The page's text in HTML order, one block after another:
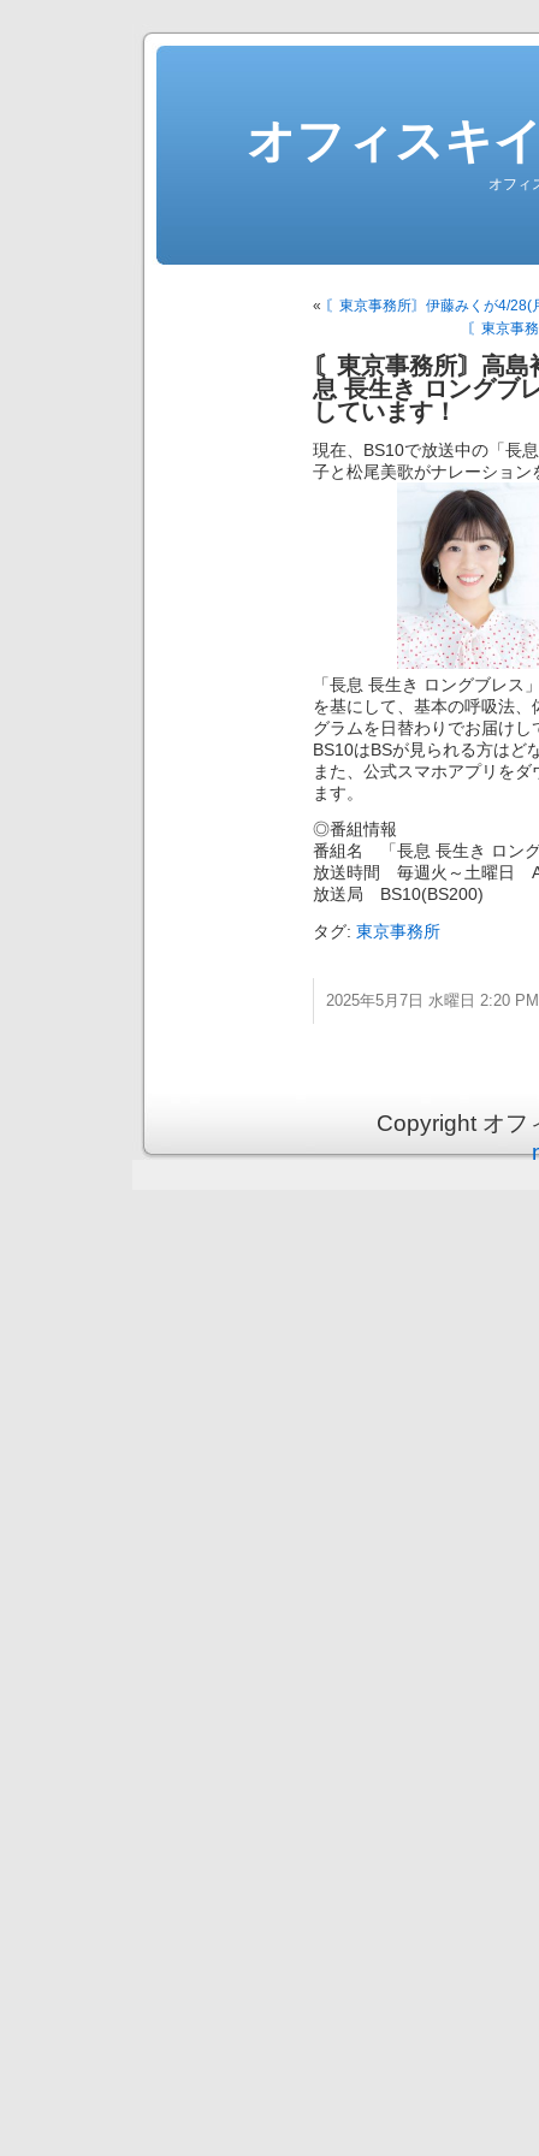
オフィスキ
オフィ
« 〘東京事務所〙伊藤みくが4/
〘東京事
〘東京事務所〙高
息 長生き ロングブ
しています！
現在、BS10で放送中の「長
子と松尾美歌がナレーション
「長息 長生き ロングブレス
を基にして、基本の呼吸法
グラムを日替わりでお届けし
BS10はBSが見られる方はど
また、公式スマホアプリを
ます。
◎番組情報
番組名 「長息 長生き ロン
放送時間 毎週火～土曜日
放送局 BS10(BS200)
タグ: 東京事務所
2025年5月7日 水曜日 2:20
Copyright オ